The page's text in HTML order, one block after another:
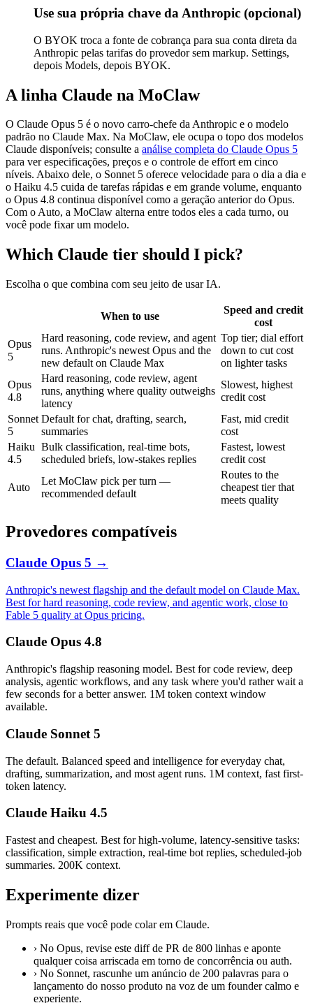
Use sua própria chave da Anthropic (opcional)
O BYOK troca a fonte de cobrança para sua conta direta da
Anthropic pelas tarifas do provedor sem markup. Settings,
depois Models, depois BYOK.
A linha Claude na MoClaw
O Claude Opus 5 é o novo carro-chefe da Anthropic e o modelo
padrão no Claude Max. Na MoClaw, ele ocupa o topo dos modelos
Claude disponíveis; consulte a análise completa do Claude Opus 5
para ver especificações, preços e o controle de effort em cinco
níveis. Abaixo dele, o Sonnet 5 oferece velocidade para o dia a dia e
o Haiku 4.5 cuida de tarefas rápidas e em grande volume, enquanto
o Opus 4.8 continua disponível como a geração anterior do Opus.
Com o Auto, a MoClaw alterna entre todos eles a cada turno, ou
você pode fixar um modelo.
Which Claude tier should I pick?
Escolha o que combina com seu jeito de usar IA.
When to use
Speed and credit
cost
Opus
5
Hard reasoning, code review, and agent
runs. Anthropic's newest Opus and the
new default on Claude Max
Top tier; dial effort
down to cut cost
on lighter tasks
Opus
4.8
Hard reasoning, code review, agent
runs, anything where quality outweighs
latency
Slowest, highest
credit cost
Sonnet
5
Default for chat, drafting, search,
summaries
Fast, mid credit
cost
Haiku
4.5
Bulk classification, real-time bots,
scheduled briefs, low-stakes replies
Fastest, lowest
credit cost
Auto
Let MoClaw pick per turn —
recommended default
Routes to the
cheapest tier that
meets quality
Provedores compatíveis
Claude Opus 5 →
Anthropic's newest flagship and the default model on Claude Max.
Best for hard reasoning, code review, and agentic work, close to
Fable 5 quality at Opus pricing.
Claude Opus 4.8
Anthropic's flagship reasoning model. Best for code review, deep
analysis, agentic workflows, and any task where you'd rather wait a
few seconds for a better answer. 1M token context window
available.
Claude Sonnet 5
The default. Balanced speed and intelligence for everyday chat,
drafting, summarization, and most agent runs. 1M context, fast first-
token latency.
Claude Haiku 4.5
Fastest and cheapest. Best for high-volume, latency-sensitive tasks:
classification, simple extraction, real-time bot replies, scheduled-job
summaries. 200K context.
Experimente dizer
Prompts reais que você pode colar em Claude.
› No Opus, revise este diff de PR de 800 linhas e aponte
qualquer coisa arriscada em torno de concorrência ou auth.
› No Sonnet, rascunhe um anúncio de 200 palavras para o
lançamento do nosso produto na voz de um founder calmo e
experiente.